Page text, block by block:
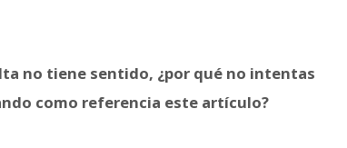
no tiene sentido, ¿por qué no intentas
como referencia este artículo?